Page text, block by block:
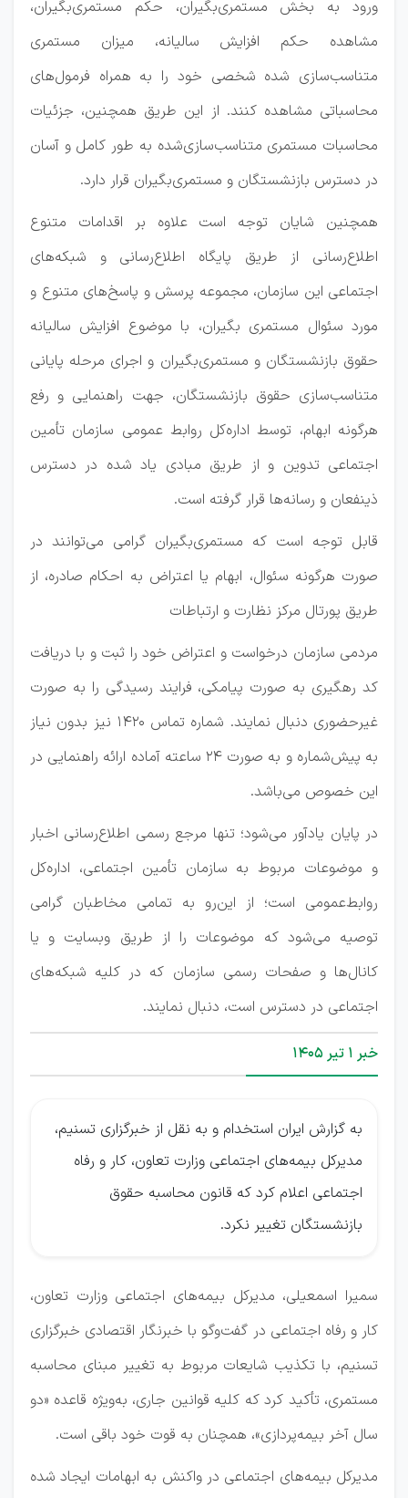
ورود به بخش مستمری‌بگیران، حکم مستمری‌بگیران،
مشاهده حکم افزایش سالیانه، میزان مستمری
متناسب‌سازی شده شخصی خود را به همراه فرمول‌های
محاسباتی مشاهده کنند. از این طریق همچنین، جزئیات
محاسبات مستمری متناسب‌سازی‌شده به طور کامل و آسان
در دسترس بازنشستگان و مستمری‌بگیران قرار دارد.
همچنین شایان توجه است علاوه بر اقدامات متنوع
اطلاع‌رسانی از طریق پایگاه اطلاع‌رسانی و شبکه‌های
اجتماعی این سازمان، مجموعه پرسش و پاسخ‌های متنوع و
مورد سئوال مستمری بگیران، با موضوع افزایش سالیانه
حقوق بازنشستگان و مستمری‌بگیران و اجرای مرحله پایانی
متناسب‌سازی حقوق بازنشستگان، جهت راهنمایی و رفع
هرگونه ابهام، توسط اداره‌کل روابط عمومی سازمان تأمین
اجتماعی تدوین و از طریق مبادی یاد شده در دسترس
ذینفعان و رسانه‌ها قرار گرفته است.
قابل توجه است که مستمری‌بگیران گرامی می‌توانند در
صورت هرگونه سئوال، ابهام یا اعتراض به احکام صادره، از
طریق پورتال مرکز نظارت و ارتباطات
مردمی سازمان درخواست و اعتراض خود را ثبت و با دریافت
کد رهگیری به صورت پیامکی، فرایند رسیدگی را به صورت
غیرحضوری دنبال نمایند. شماره تماس 1420 نیز بدون نیاز
به پیش‌شماره و به صورت 24 ساعته آماده ارائه راهنمایی در
این خصوص می‌باشد.
در پایان یادآور می‌شود؛ تنها مرجع رسمی اطلاع‌رسانی اخبار
و موضوعات مربوط به سازمان تأمین اجتماعی، اداره‌کل
روابط‌عمومی است؛ از این‌رو به تمامی مخاطبان گرامی
توصیه می‌شود که موضوعات را از طریق وبسایت و یا
کانال‌ها و صفحات رسمی سازمان که در کلیه شبکه‌های
اجتماعی در دسترس است، دنبال نمایند.
خبر 1 تیر ۱۴۰۵
به گزارش ایران استخدام و به نقل از خبرگزاری تسنیم،
مدیرکل بیمه‌های اجتماعی وزارت تعاون، کار و رفاه
اجتماعی اعلام کرد که قانون محاسبه حقوق
بازنشستگان تغییر نکرد.
سمیرا اسمعیلی، مدیرکل بیمه‌های اجتماعی وزارت تعاون،
کار و رفاه اجتماعی در گفت‌وگو با خبرنگار اقتصادی خبرگزاری
تسنیم، با تکذیب شایعات مربوط به تغییر مبنای محاسبه
مستمری، تأکید کرد که کلیه قوانین جاری، به‌ویژه قاعده «دو
سال آخر بیمه‌پردازی»، همچنان به قوت خود باقی است‌‌.
مدیرکل بیمه‌های اجتماعی در واکنش به ابهامات ایجاد شده